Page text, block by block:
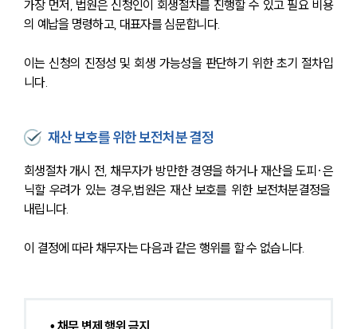
가장 먼저, 법원은 신청인이 회생절차를 진행할 수 있고 필요 비용
의 예납을 명령하고, 대표자를 심문합니다.
이는 신청의 진정성 및 회생 가능성을 판단하기 위한 초기 절차입
니다.
재산 보호를 위한 보전처분 결정
회생절차 개시 전, 채무자가 방만한 경영을 하거나 재산을 도피·은
닉할 우려가 있는 경우,법원은 재산 보호를 위한 보전처분결정을
내립니다.
이 결정에 따라 채무자는 다음과 같은 행위를 할 수 없습니다.